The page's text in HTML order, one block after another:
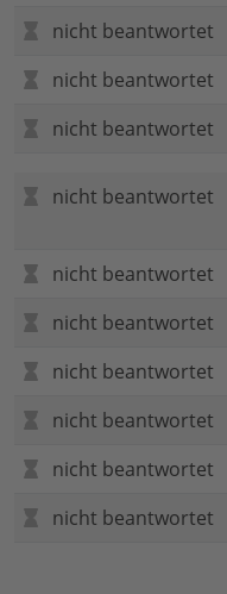
nicht beantwortet
nicht beantwortet
nicht beantwortet
nicht beantwortet
nicht beantwortet
nicht beantwortet
nicht beantwortet
nicht beantwortet
nicht beantwortet
nicht beantwortet